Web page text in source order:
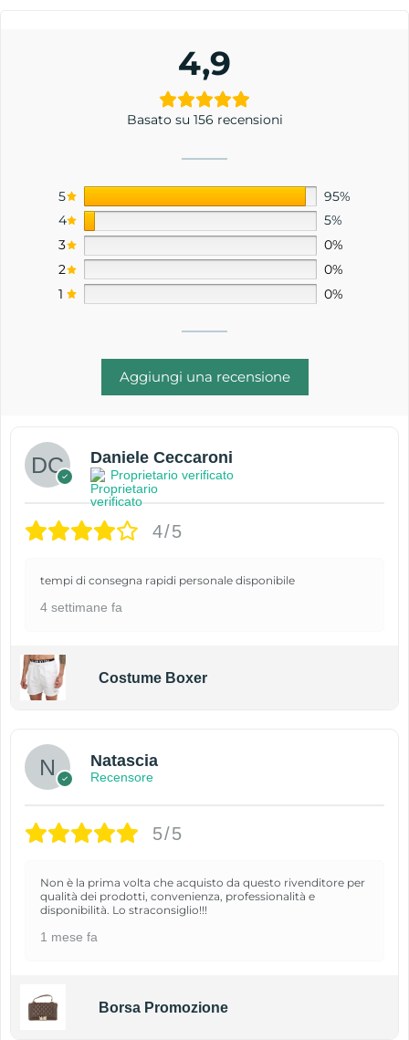
4,9
Basato su 156 recensioni
5
95%
4
5%
3
0%
2
0%
1
0%
Aggiungi una recensione
Daniele Ceccaroni
Proprietario verificato
4/5
tempi di consegna rapidi personale disponibile
4 settimane fa
Costume Boxer
Natascia
Recensore
5/5
Non è la prima volta che acquisto da questo rivenditore per
qualità dei prodotti, convenienza, professionalità e
disponibilità. Lo straconsiglio!!!
1 mese fa
Borsa Promozione